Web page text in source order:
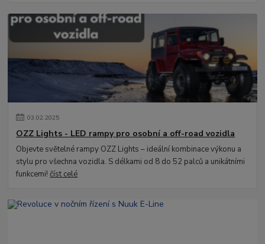
03.02.2025
OZZ Lights - LED rampy pro osobní a off-road vozidla
Objevte světelné rampy OZZ Lights – ideální kombinace výkonu a
stylu pro všechna vozidla. S délkami od 8 do 52 palců a unikátními
funkcemi!číst celé